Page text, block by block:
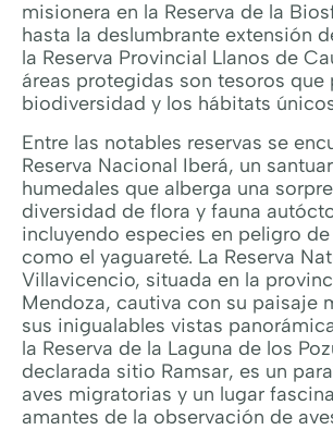
misionera en la Reserva de la
hasta la deslumbrante extensión
la Reserva Provincial Llanos de
áreas protegidas son tesoros que
biodiversidad y los hábitats
Entre las notables reservas se
Reserva Nacional Iberá, un
humedales que alberga una
diversidad de flora y fauna
incluyendo especies en peligro
como el yaguareté. La Reserva
Villavicencio, situada en la
Mendoza, cautiva con su paisaje
sus inigualables vistas
la Reserva de la Laguna de los
declarada sitio Ramsar, es un
aves migratorias y un lugar
amantes de la observación de